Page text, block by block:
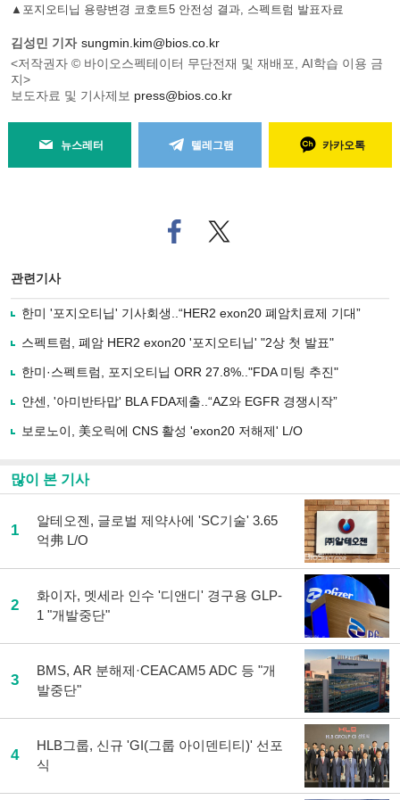
▲포지오티닙 용량변경 코호트5 안전성 결과, 스펙트럼 발표자료
김성민 기자 sungmin.kim@bios.co.kr
<저작권자 © 바이오스펙테이터 무단전재 및 재배포, AI학습 이용 금
지>
보도자료 및 기사제보 press@bios.co.kr
뉴스레터 텔레그램 카카오톡
페
이
로
기
사
유
기
트위
터로
관련기사
한미 '포지오티닙' 기사회생..“HER2 exon20 폐암치료제 기대”
스펙트럼, 폐암 HER2 exon20 '포지오티닙' "2상 첫 발표"
한미·스펙트럼, 포지오티닙 ORR 27.8%.."FDA 미팅 추진"
얀센, '아미반타맙' BLA FDA제출..“AZ와 EGFR 경쟁시작”
보로노이, 美오릭에 CNS 활성 'exon20 저해제' L/O
많이 본 기사
1
알테오젠, 글로벌 제약사에 'SC기술' 3.65
억弗 L/O
2
화이자, 멧세라 인수 '디앤디' 경구용 GLP-
1 "개발중단"
3
BMS, AR 분해제·CEACAM5 ADC 등 "개
발중단"
4
HLB그룹, 신규 'GI(그룹 아이덴티티)' 선포
식